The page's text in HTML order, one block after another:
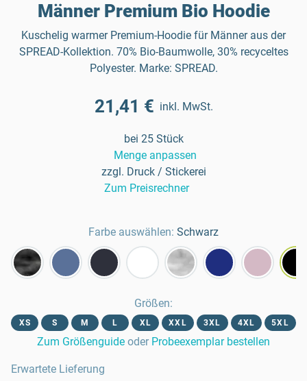
Männer Premium Bio Hoodie
Kuschelig warmer Premium-Hoodie für Männer aus der
SPREAD-Kollektion. 70% Bio-Baumwolle, 30% recyceltes
Polyester. Marke: SPREAD.
21,41 € inkl. MwSt.
bei 25 Stück
Menge anpassen
zzgl. Druck / Stickerei
Zum Preisrechner
Farbe auswählen: Schwarz
Größen:
XS S M L XL XXL 3XL 4XL 5XL
Zum Größenguide oder Probeexemplar bestellen
Erwartete Lieferung